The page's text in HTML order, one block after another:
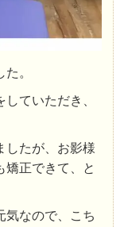
。
ていただき、
したが、お影様
矯正できて、と
気なので、こち